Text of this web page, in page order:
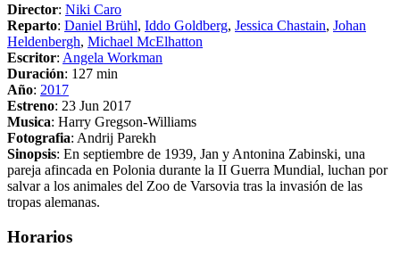
Director: Niki Caro
Reparto: Daniel Brühl, Iddo Goldberg, Jessica Chastain, Johan
Heldenbergh, Michael McElhatton
Escritor: Angela Workman
Duración: 127 min
Año: 2017
Estreno: 23 Jun 2017
Musica: Harry Gregson-Williams
Fotografia: Andrij Parekh
Sinopsis: En septiembre de 1939, Jan y Antonina Zabinski, una
pareja afincada en Polonia durante la II Guerra Mundial, luchan por
salvar a los animales del Zoo de Varsovia tras la invasión de las
tropas alemanas.
Horarios